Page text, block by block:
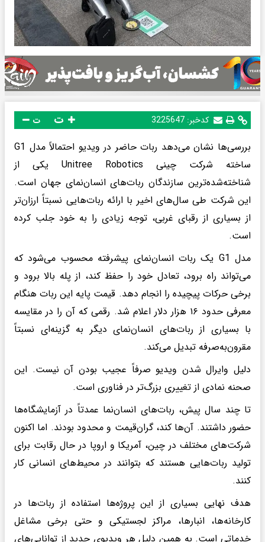
کدخبر: 3225647 ت
بررسی‌ها نشان می‌دهد ربات حاضر در ویدیو احتمالاً مدل G1
ساخته شرکت چینی Unitree Robotics یکی از
شناخته‌شده‌ترین سازندگان ربات‌های انسان‌نمای جهان است.
این شرکت طی سال‌های اخیر با ارائه ربات‌هایی نسبتاً ارزان‌تر
از بسیاری از رقبای غربی، توجه زیادی را به خود جلب کرده
است.
مدل G1 یک ربات انسان‌نمای پیشرفته محسوب می‌شود که
می‌تواند راه برود، تعادل خود را حفظ کند، از پله بالا برود و
برخی حرکات پیچیده را انجام دهد. قیمت پایه این ربات هنگام
معرفی حدود ۱۶ هزار دلار اعلام شد. رقمی که آن را در مقایسه
با بسیاری از ربات‌های انسان‌نمای دیگر به گزینه‌ای نسبتاً
مقرون‌به‌صرفه تبدیل می‌کند.
دلیل وایرال شدن ویدیو صرفاً عجیب بودن آن نیست. این
صحنه نمادی از تغییری بزرگ‌تر در فناوری است.
تا چند سال پیش، ربات‌های انسان‌نما عمدتاً در آزمایشگاه‌ها
حضور داشتند. آن‌ها کند، گران‌قیمت و محدود بودند. اما اکنون
شرکت‌های مختلف در چین، آمریکا و اروپا در حال رقابت برای
تولید ربات‌هایی هستند که بتوانند در محیط‌های انسانی کار
کنند.
هدف نهایی بسیاری از این پروژه‌ها استفاده از ربات‌ها در
کارخانه‌ها، انبارها، مراکز لجستیکی و حتی برخی مشاغل
خدماتی است. به همین دلیل هر ویدیوی جدید از توانایی‌های